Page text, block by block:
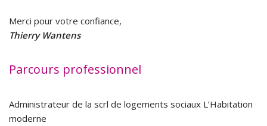
Merci pour votre confiance,
Thierry Wantens
Parcours professionnel
Administrateur de la scrl de logements sociaux L’Habitation
moderne